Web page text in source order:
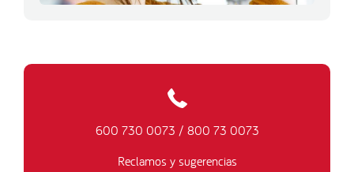
600 730 0073 / 800 73 0073
Reclamos y sugerencias